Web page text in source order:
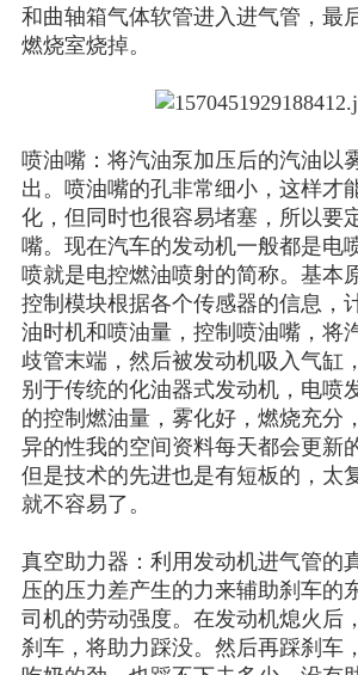
和曲轴箱气体软管进入进气管，最
燃烧室烧掉。
喷油嘴：将汽油泵加压后的汽油以
出。喷油嘴的孔非常细小，这样才
化，但同时也很容易堵塞，所以要
嘴。现在汽车的发动机一般都是电
喷就是电控燃油喷射的简称。基本
控制模块根据各个传感器的信息，
油时机和喷油量，控制喷油嘴，将
歧管末端，然后被发动机吸入气缸
别于传统的化油器式发动机，电喷
的控制燃油量，雾化好，燃烧充分
异的性我的空间资料每天都会更新
但是技术的先进也是有短板的，太
就不容易了。
真空助力器：利用发动机进气管的
压的压力差产生的力来辅助刹车的
司机的劳动强度。在发动机熄火后
刹车，将助力踩没。然后再踩刹车